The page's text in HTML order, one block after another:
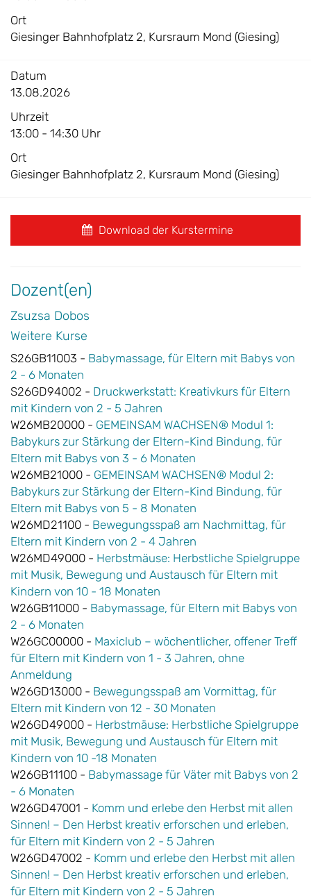
Ort
Giesinger Bahnhofplatz 2, Kursraum Mond (Giesing)
Datum
13.08.2026
Uhrzeit
13:00 - 14:30 Uhr
Ort
Giesinger Bahnhofplatz 2, Kursraum Mond (Giesing)
Download der Kurstermine
Dozent(en)
Zsuzsa Dobos
Weitere Kurse
S26GB11003 - Babymassage, für Eltern mit Babys von
2 - 6 Monaten
S26GD94002 - Druckwerkstatt: Kreativkurs für Eltern
mit Kindern von 2 - 5 Jahren
W26MB20000 - GEMEINSAM WACHSEN® Modul 1:
Babykurs zur Stärkung der Eltern-Kind Bindung, für
Eltern mit Babys von 3 - 6 Monaten
W26MB21000 - GEMEINSAM WACHSEN® Modul 2:
Babykurs zur Stärkung der Eltern-Kind Bindung, für
Eltern mit Babys von 5 - 8 Monaten
W26MD21100 - Bewegungsspaß am Nachmittag, für
Eltern mit Kindern von 2 - 4 Jahren
W26MD49000 - Herbstmäuse: Herbstliche Spielgruppe
mit Musik, Bewegung und Austausch für Eltern mit
Kindern von 10 - 18 Monaten
W26GB11000 - Babymassage, für Eltern mit Babys von
2 - 6 Monaten
W26GC00000 - Maxiclub – wöchentlicher, offener Treff
für Eltern mit Kindern von 1 - 3 Jahren, ohne
Anmeldung
W26GD13000 - Bewegungsspaß am Vormittag, für
Eltern mit Kindern von 12 - 30 Monaten
W26GD49000 - Herbstmäuse: Herbstliche Spielgruppe
mit Musik, Bewegung und Austausch für Eltern mit
Kindern von 10 -18 Monaten
W26GB11100 - Babymassage für Väter mit Babys von 2
- 6 Monaten
W26GD47001 - Komm und erlebe den Herbst mit allen
Sinnen! – Den Herbst kreativ erforschen und erleben,
für Eltern mit Kindern von 2 - 5 Jahren
W26GD47002 - Komm und erlebe den Herbst mit allen
Sinnen! – Den Herbst kreativ erforschen und erleben,
für Eltern mit Kindern von 2 - 5 Jahren